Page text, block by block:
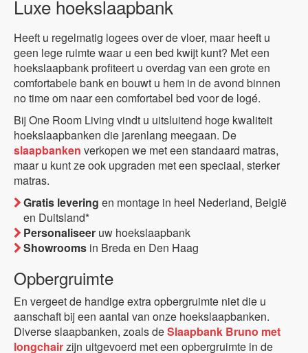
Luxe hoekslaapbank
Heeft u regelmatig logees over de vloer, maar heeft u
geen lege ruimte waar u een bed kwijt kunt? Met een
hoekslaapbank profiteert u overdag van een grote en
comfortabele bank en bouwt u hem in de avond binnen
no time om naar een comfortabel bed voor de logé.
Bij One Room Living vindt u uitsluitend hoge kwaliteit
hoekslaapbanken die jarenlang meegaan. De
slaapbanken verkopen we met een standaard matras,
maar u kunt ze ook upgraden met een speciaal, sterker
matras.
Gratis levering en montage in heel Nederland, België
en Duitsland*
Personaliseer uw hoekslaapbank
Showrooms in Breda en Den Haag
Opbergruimte
En vergeet de handige extra opbergruimte niet die u
aanschaft bij een aantal van onze hoekslaapbanken.
Diverse slaapbanken, zoals deSlaapbank Bruno met
longchairzijn uitgevoerd met een opbergruimte in de